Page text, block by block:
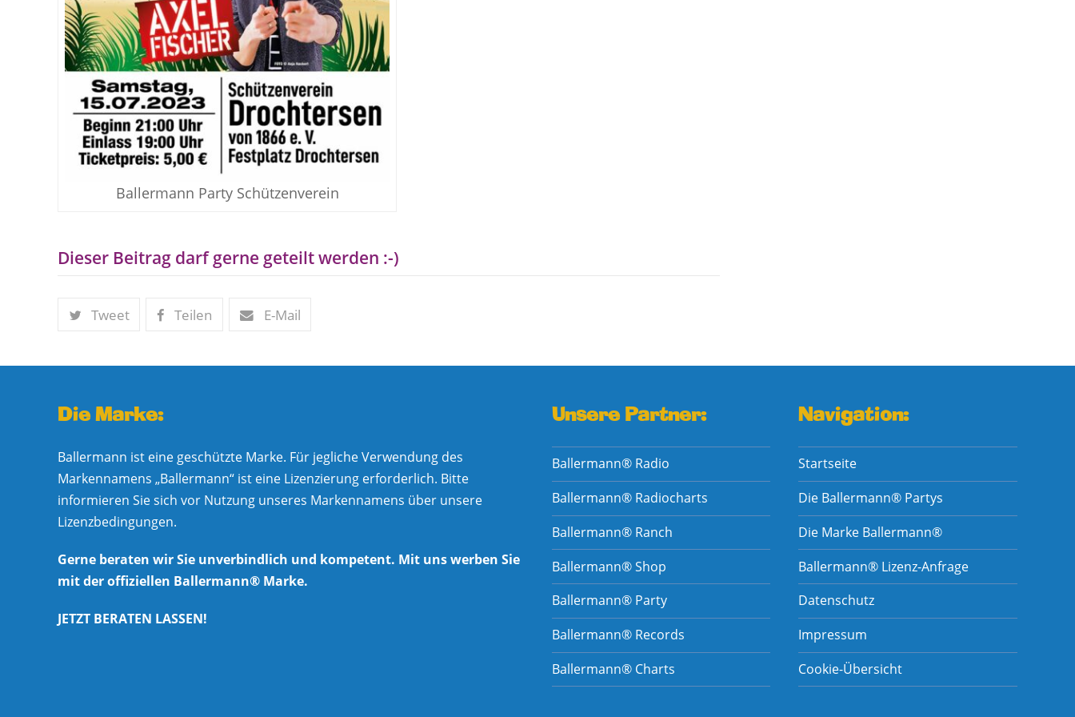
Ballermann Party Schützenverein
Dieser Beitrag darf gerne geteilt werden :-)
Tweet Teilen E-Mail
Die Marke:
Ballermann ist eine geschützte Marke. Für jegliche Verwendung des
Markennamens „Ballermann“ ist eine Lizenzierung erforderlich. Bitte
informieren Sie sich vor Nutzung unseres Markennamens über unsere
Lizenzbedingungen.
Gerne beraten wir Sie unverbindlich und kompetent. Mit uns werben Sie
mit der offiziellen Ballermann® Marke.
JETZT BERATEN LASSEN!
Unsere Partner:
Ballermann® Radio
Ballermann® Radiocharts
Ballermann® Ranch
Ballermann® Shop
Ballermann® Party
Ballermann® Records
Ballermann® Charts
Navigation:
Startseite
Die Ballermann® Partys
Die Marke Ballermann®
Ballermann® Lizenz-Anfrage
Datenschutz
Impressum
Cookie-Übersicht